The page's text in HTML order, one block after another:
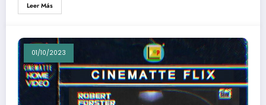
Leer Más
01/10/2023